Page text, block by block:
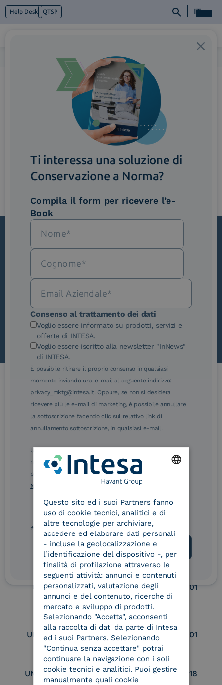
Help Desk QTSP IT
Cosa facciamo
sds-dafne
Iscriviti alla newsletter
Novità, iniziative ed eventi dal mondo della
trasformazione digitale.
Scopri InNews
Le nostre certificazioni
eIDAS Qualified Trust
Service Provider
eIDAS Qualified Trust
Service Provider for
Remote Qualified
Seal Creation
Service Provider e
Aggregatore SPID
Service Provider e
Aggregatore CIE
Conservatore
qualificato
UNI EN ISO 37001
UNI EN ISO 9001 UNI EN ISO 27001
UNI EN ISO 27017 UNI EN ISO 27018
Ti interessa una soluzione di
Conservazione a Norma?
Compila il form per ricevere l’e-
Book
Consenso al trattamento dei dati
Voglio essere informato su prodotti, servizi e
offerte di INTESA.
Voglio essere iscritto alla newsletter "InNews"
di INTESA.
È possibile ritirare il proprio consenso in qualsiasi
momento inviando una e-mail al seguente indirizzo:
privacy_mktg@intesa.it. Oppure, se non si desidera
ricevere più le e-mail di marketing, è possibile annullare
la sottoscrizione facendo clic sul relativo link di
annullamento sottoscrizione, in qualsiasi e-mail.
Ulteriori informazioni sulle procedure sono disponibili
nelle Norme di tutela della privacy INTESA. Inoltrando il
presente modulo, dichiaro di aver letto e compreso le
Norme di tutela della privacy INTESA .
* campo obbligatorio
ITALIAN
Questo sito ed i suoi Partners fanno
uso di cookie tecnici, analitici e di
altre tecnologie per archiviare,
accedere ed elaborare dati personali
- incluse la geolocalizzazione e
l’identificazione del dispositivo -, per
finalità di profilazione attraverso le
seguenti attività: annunci e contenuti
personalizzati, valutazione degli
annunci e del contenuto, ricerche di
mercato e sviluppo di prodotti.
Selezionando "Accetta", acconsenti
alla raccolta di dati da parte di Intesa
ed i suoi Partners. Selezionando
"Continua senza accettare" potrai
continuare la navigazione con i soli
cookie tecnici e analitici. Puoi gestire
manualmente quali cookie